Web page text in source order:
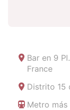
Bar en 9
France
Distrito 15
Metro